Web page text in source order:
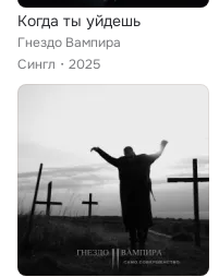
Когда ты уйдешь
Гнездо Вампира
Сингл
2025